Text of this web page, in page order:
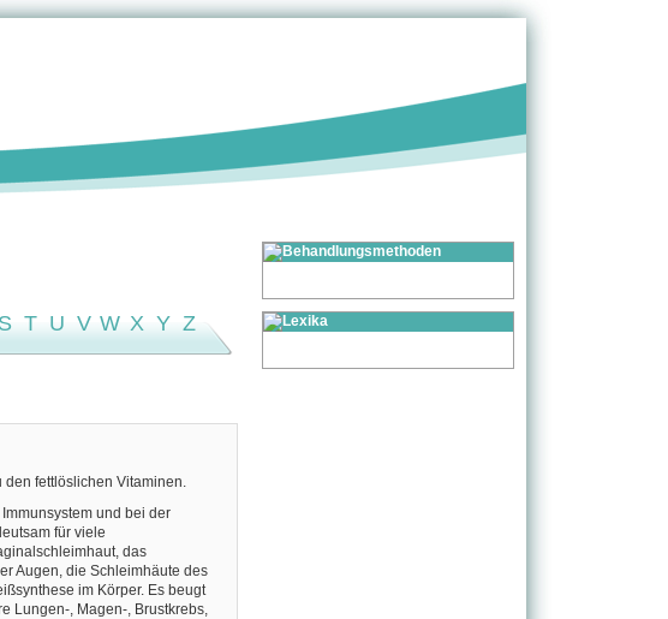
S T U V W X Y Z
den fettlöslichen Vitaminen.
und bei der
für viele
das
Augen, die Schleimhäute des
im Körper. Es beugt
Lungen-, Magen-, Brustkrebs,